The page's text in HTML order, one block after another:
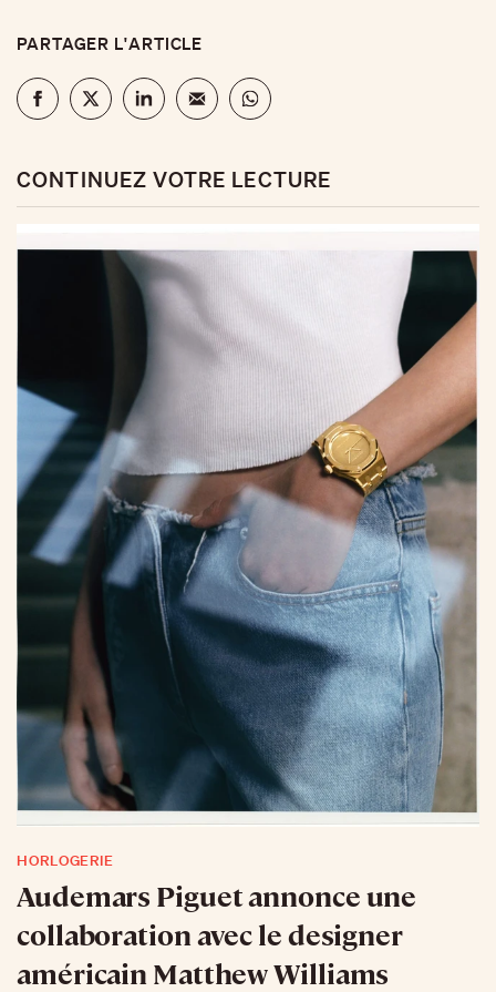
PARTAGER L'ARTICLE
CONTINUEZ VOTRE LECTURE
HORLOGERIE
Audemars Piguet annonce une
collaboration avec le designer
américain Matthew Williams